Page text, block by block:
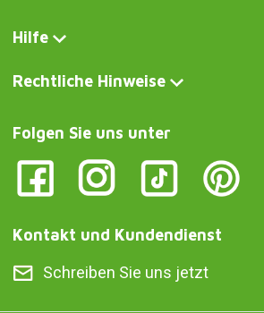
Hilfe
Rechtliche Hinweise
Folgen Sie uns unter
Kontakt und Kundendienst
Schreiben Sie uns jetzt